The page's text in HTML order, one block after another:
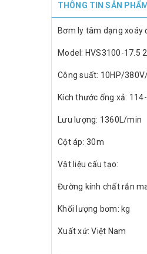
THÔNG TIN SẢN PHẨM
Bơm ly tâm dạng xoáy
Model: HVS3100-17.5
Công suất: 10HP/
Kích thước ống xả:
Lưu lượng: 1360L/min
Cột áp: 30m
Vật liệu cấu tạo:
Đường kính chất rắn
Khối lượng bơm: kg
Xuất xứ: Việt Nam